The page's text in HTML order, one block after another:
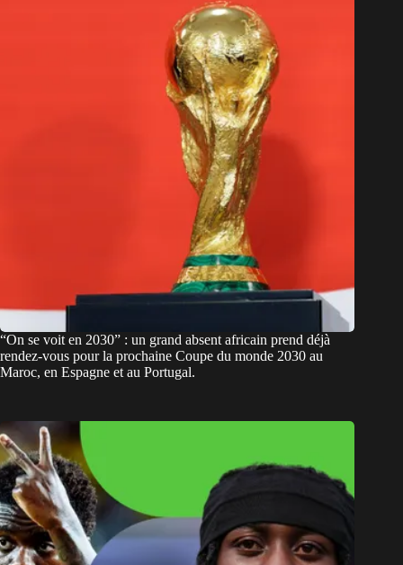
“On se voit en 2030” : un grand absent africain prend déjà
rendez-vous pour la prochaine Coupe du monde 2030 au
Maroc, en Espagne et au Portugal.